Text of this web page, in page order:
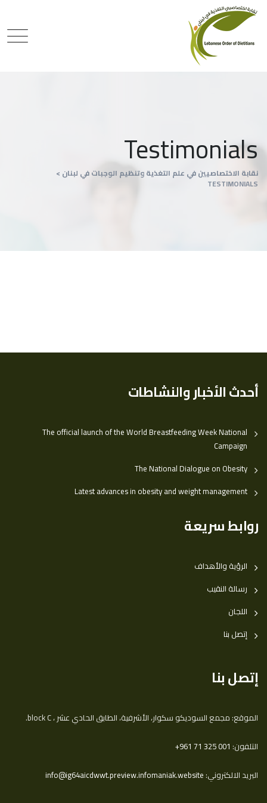
Testimonials
نقابة الاختصاصيين في علم التغذية وتنظيم الوجبات في لبنان >
TESTIMONIALS
أحدث الأخبار والنشاطات
The official launch of the World Breastfeeding Week National
Campaign
The National Dialogue on Obesity
Latest advances in obesity and weight management
روابط سريعة
الرؤية والأهداف
رسالة النقيب
اللجان
إتصل بنا
إتصل بنا
الموقع: مجمع السوديكو سكوار، الأشرفية، الطابق الحادي عشر ، block C.
التلفون: ‎+961 71 325 001
البريد الالكتروني:info@ig64aicdwwt.preview.infomaniak.website